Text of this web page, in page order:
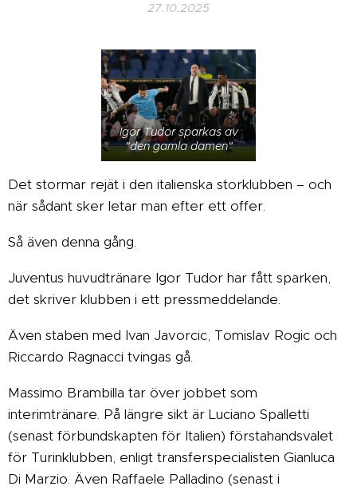
27.10.2025
Igor Tudor sparkas av
"den gamla damen"
Det stormar rejät i den italienska storklubben – och
när sådant sker letar man efter ett offer.
Så även denna gång.
Juventus huvudtränare Igor Tudor har fått sparken,
det skriver klubben i ett pressmeddelande.
Även staben med Ivan Javorcic, Tomislav Rogic och
Riccardo Ragnacci tvingas gå.
Massimo Brambilla tar över jobbet som
interimtränare. På längre sikt är Luciano Spalletti
(senast förbundskapten för Italien) förstahandsvalet
för Turinklubben, enligt transferspecialisten Gianluca
Di Marzio. Även Raffaele Palladino (senast i